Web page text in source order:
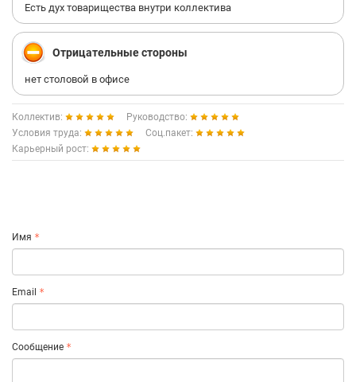
Есть дух товарищества внутри коллектива
Отрицательные стороны
нет столовой в офисе
Коллектив:
Руководство:
Условия труда:
Соц.пакет:
Карьерный рост:
Имя
Email
Сообщение